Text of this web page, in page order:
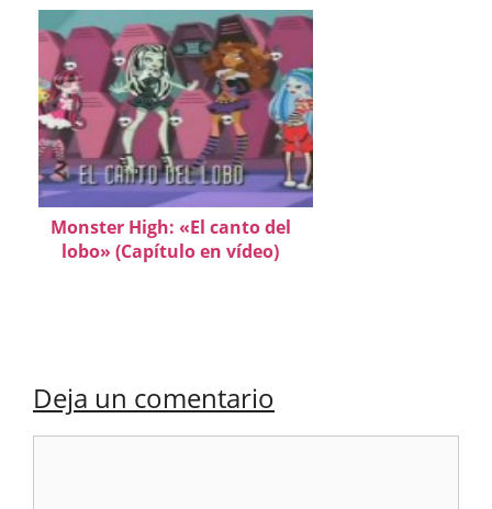
Monster High: «El canto del
lobo» (Capítulo en vídeo)
Deja un comentario